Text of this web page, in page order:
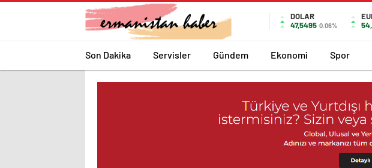
DOLAR
47,5495 0.06%
Son Dakika Servisler Gündem Ekonomi Spor